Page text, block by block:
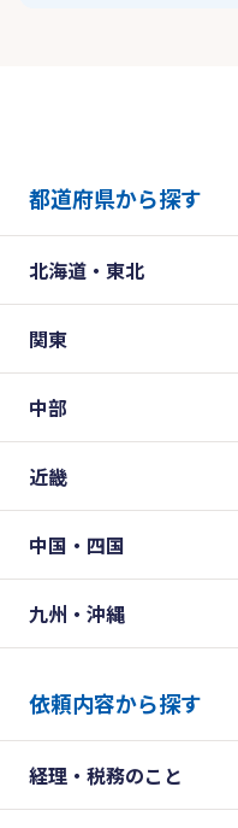
都道府県から探す
北海道・東北
関東
中部
近畿
中国・四国
九州・沖縄
依頼内容から探す
経理・税務のこと